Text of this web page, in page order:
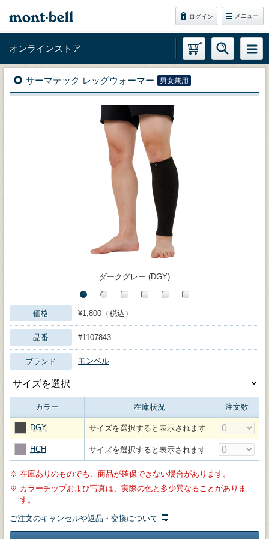
ログイン メニュー
オンラインストア
サーマテック レッグウォーマー 男女兼用
ダークグレー (DGY)
価格 ¥1,800（税込）
品番 #1107843
ブランド モンベル
カラー 在庫状況 注文数
DGY サイズを選択すると表示されます
HCH サイズを選択すると表示されます
※ 在庫ありのものでも、商品が確保できない場合があります。
※ カラーチップおよび写真は、実際の色と多少異なることがありま
す。
ご注文のキャンセルや返品・交換について